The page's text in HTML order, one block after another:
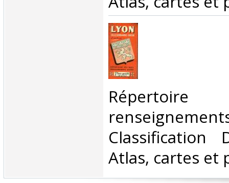
Classification
Atlas, cartes et